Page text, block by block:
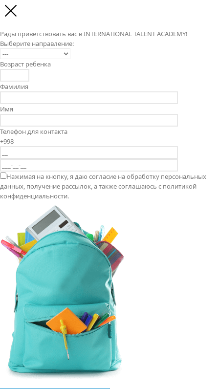
Рады приветствовать вас в INTERNATIONAL TALENT ACADEMY!
Выберите направление:
Возраст ребенка
Фамилия
Имя
Телефон для контакта
+998
Нажимая на кнопку, я даю согласие на обработку персональных
данных, получение рассылок, а также соглашаюсь с политикой
конфиденциальности.